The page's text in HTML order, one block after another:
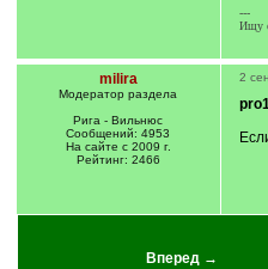
---
Ищу
milira
Модератор раздела
Рига - Вильнюс
Сообщений: 4953
На сайте с 2009 г.
Рейтинг: 2466
2
Вперед →